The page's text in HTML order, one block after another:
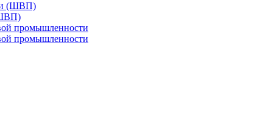
(ШВП)
промышленности
промышленности